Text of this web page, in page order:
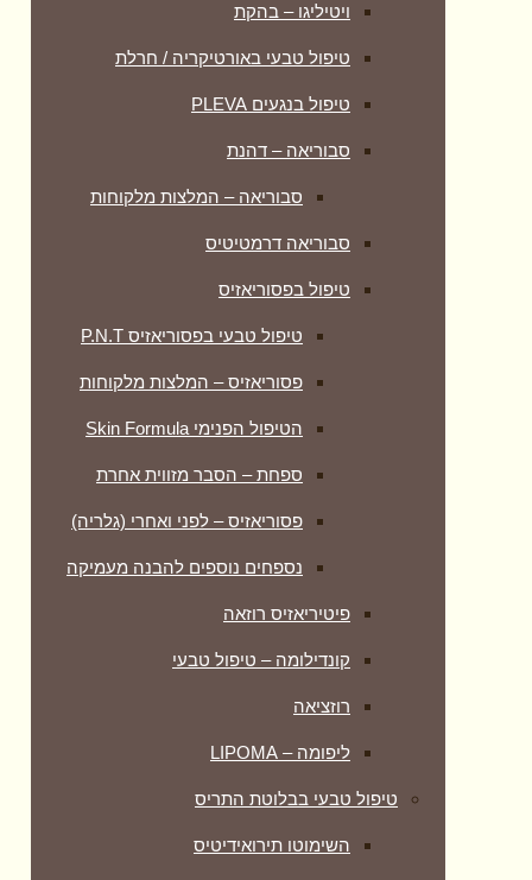
ויטיליגו – בהקת
טיפול טבעי באורטיקריה / חרלת
טיפול בנגעים PLEVA
סבוריאה – דהנת
סבוריאה – המלצות מלקוחות
סבוריאה דרמטיטיס
טיפול בפסוריאזיס
טיפול טבעי בפסוריאזיס P.N.T
פסוריאזיס – המלצות מלקוחות
הטיפול הפנימי Skin Formula
ספחת – הסבר מזווית אחרת
פסוריאזיס – לפני ואחרי (גלריה)
נספחים נוספים להבנה מעמיקה
פיטיריאזיס רוזאה
קונדילומה – טיפול טבעי
רוזציאה
ליפומה – LIPOMA
טיפול טבעי בבלוטת התריס
השימוטו תירואידיטיס